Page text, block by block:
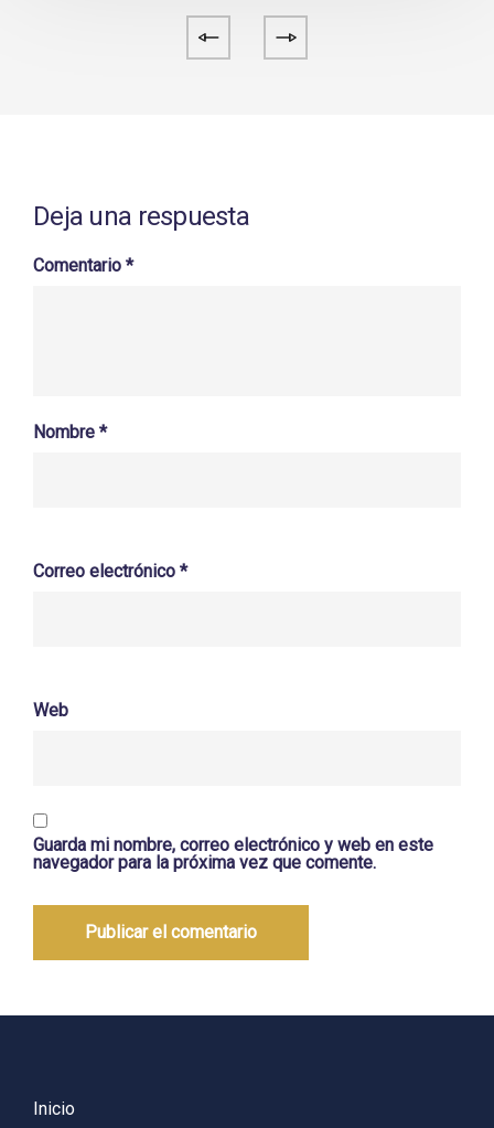
Deja una respuesta
Comentario *
Nombre *
Correo electrónico *
Web
Guarda mi nombre, correo electrónico y web en este
navegador para la próxima vez que comente.
Inicio